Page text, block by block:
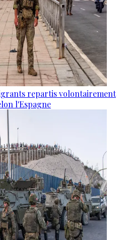
repartis volontairement
l'Espagne